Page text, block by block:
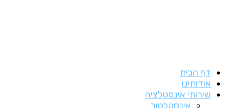
דף הבית
אודותינו
שירותי אינסטלציה
אינסטלטור